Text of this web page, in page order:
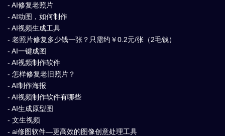
- AI修复老照片
- AI动图，如何制作
- AI视频生成工具
- 老照片修复多少钱一张？只需约￥0.2元/张（2毛钱）
- AI一键成图
- AI视频制作软件
- 怎样修复老旧照片？
- AI制作海报
- AI视频制作软件有哪些
- AI生成原型图
- 文生视频
- ai修图软件—更高效的图像创意处理工具